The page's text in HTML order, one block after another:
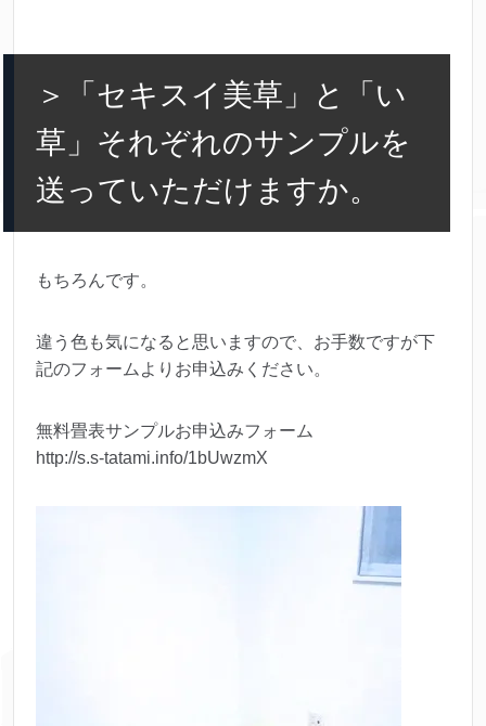
＞「セキスイ美草」と「い
草」それぞれのサンプルを
送っていただけますか。
もちろんです。
違う色も気になると思いますので、お手数ですが下
記のフォームよりお申込みください。
無料畳表サンプルお申込みフォーム
http://s.s-tatami.info/1bUwzmX